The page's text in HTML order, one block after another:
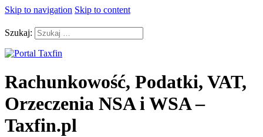
Skip to navigation Skip to content
Szukaj:
Rachunkowość, Podatki, VAT,
Orzeczenia NSA i WSA –
Taxfin.pl